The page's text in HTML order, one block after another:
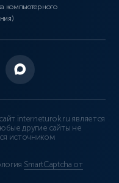
компьютерного
interneturok.ru является
другие сайты не
источником
SmartCaptcha от